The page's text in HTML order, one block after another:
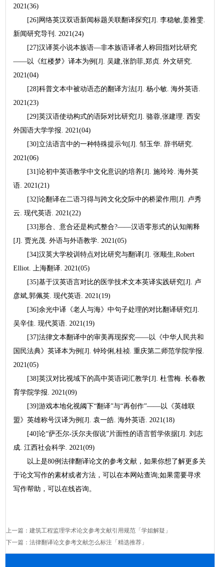
2021(36)
[26]网络英汉双语新闻标题关联翻译探究[J]. 李稳敏,姜雅雯.
新闻研究导刊. 2021(24)
[27]汉译英小说本族语—非本族语译者人称回指对比研究
——以《红楼梦》译本为例[J]. 吴建,张韵菲,郑贞. 外文研究.
2021(04)
[28]科普文本中被动语态的翻译方法[J]. 杨小敏. 海外英语.
2021(23)
[29]英汉语使动构式的语际对比研究[J]. 骆蓉,张建理. 西安
外国语大学学报. 2021(04)
[30]立法语言中的一种特殊提示句[J]. 邹玉华. 辞书研究.
2021(06)
[31]论初中英语教学中文化意识的培养[J]. 施玲玲. 海外英
语. 2021(21)
[32]论翻译在二语习得与跨文化交际中的桥梁作用[J]. 卢秀
云. 现代英语. 2021(22)
[33]形合、意合还是构式整合?——汉语零形式的认知阐释
[J]. 贾光茂. 外语与外语教学. 2021(05)
[34]汉英大学校训特点对比研究与翻译[J]. 张顺生,Robert
Elliot. 上海翻译. 2021(05)
[35]基于汉英语言对比的医学技术文本英译实践研究[J]. 卢
彦斌,郭佩英. 现代英语. 2021(19)
[36]余光中译《老人与海》中句子处理的对比翻译研究[J].
吴辛佳. 现代英语. 2021(19)
[37]法律文本翻译中的审美再现探究——以《中华人民共和
国民法典》英译本为例[J]. 钟玲俐,桂祯. 重庆第二师范学院学报.
2021(05)
[38]英汉对比视域下的高中英语词汇教学[J]. 杜雪梅. 长春教
育学院学报. 2021(09)
[39]游戏本地化视阈下“翻译”与“再创作”——以《英雄联
盟》英雄称号汉译为例[J]. 袁一皓. 海外英语. 2021(18)
[40]论“萨丕尔-沃尔夫假说”片面性的语言哲学依据[J]. 刘志
成. 江西社会科学. 2021(09)
以上是80例法律翻译论文的参考文献，如果你想了解更多关
于论文写作的素材或者方法，可以在本网站查询;如果需要寻求
写作帮助，可以在线咨询。
上一篇：建筑工程监理学术论文参考文献引用规范「学姐解疑」
下一篇：法律翻译论文参考文献怎么标注「精选推荐」